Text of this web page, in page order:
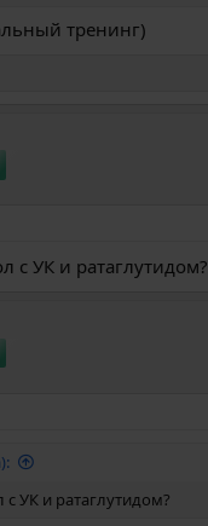
тренинг)
с УК и ратаглутидом?
с УК и ратаглутидом?